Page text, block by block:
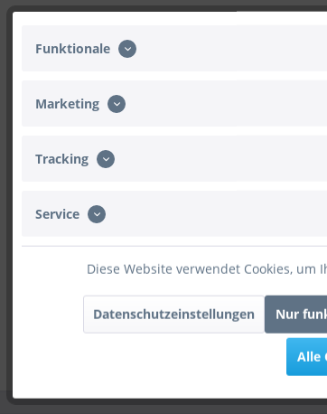
Funktionale
Marketing
Tracking
Service
Diese Website verwendet Cookies,
Datenschutzeinstellungen Nur
Alle